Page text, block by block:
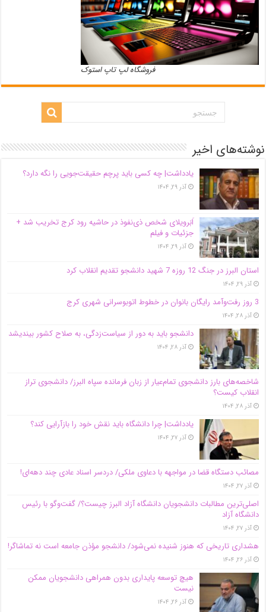
فروشگاه لپ تاپ استوک
نوشته‌های اخیر
یادداشت| ‌چه کسی باید پرچم حقیقت‌جویی را نگه دارد؟
آذر ۲۹, ۱۴۰۴
اَبَر‌ویلای شخص ذی‌نفوذ در حاشیه‌ رود کرج تخریب شد +
جزئیات و فیلم
آذر ۲۹, ۱۴۰۴
استان البرز در جنگ 12 روزه 7 شهید دانشجو تقدیم انقلاب کرد
آذر ۲۹, ۱۴۰۴
3 روز رفت‌وآمد رایگان بانوان در خطوط اتوبوسرانی شهری کرج
آذر ۲۸, ۱۴۰۴
دانشجو باید به دور از سیاست‌زدگی، به صلاح کشور بیندیشد
آذر ۲۸, ۱۴۰۴
شاخصه‌های بارز دانشجوی تمام‌عیار از زبان فرمانده سپاه البرز/ دانشجوی تراز
انقلاب کیست؟
آذر ۲۸, ۱۴۰۴
یادداشت| چرا دانشگاه باید نقش خود را بازآرایی کند؟
آذر ۲۷, ۱۴۰۴
مصائب دستگاه قضا در مواجهه با دعاوی ملکی/ دردسر اسناد عادی چند‌ دهه‌ای!
آذر ۲۷, ۱۴۰۴
اصلی‌ترین مطالبات دانشجویان دانشگاه آزاد البرز چیست؟/ گفت‌وگو با رئیس
دانشگاه آز‌اد
آذر ۲۷, ۱۴۰۴
هشداری تاریخی که هنوز شنیده نمی‌شود/ دانشجو مؤذن جامعه است نه تماشاگر!
آذر ۲۶, ۱۴۰۴
هیچ توسعه پایداری بدون همراهی دانشجویان ممکن
نیست
آذر ۲۶, ۱۴۰۴